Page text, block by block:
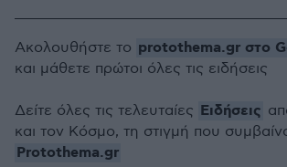
Ακολουθήστε το protothema.gr στο
και μάθετε πρώτοι όλες τις ειδήσεις
Δείτε όλες τις τελευταίες Ειδήσεις
και τον Κόσμο, τη στιγμή που
Protothema.gr